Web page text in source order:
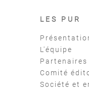
LES PUR
L'équipe
Comité
Société et